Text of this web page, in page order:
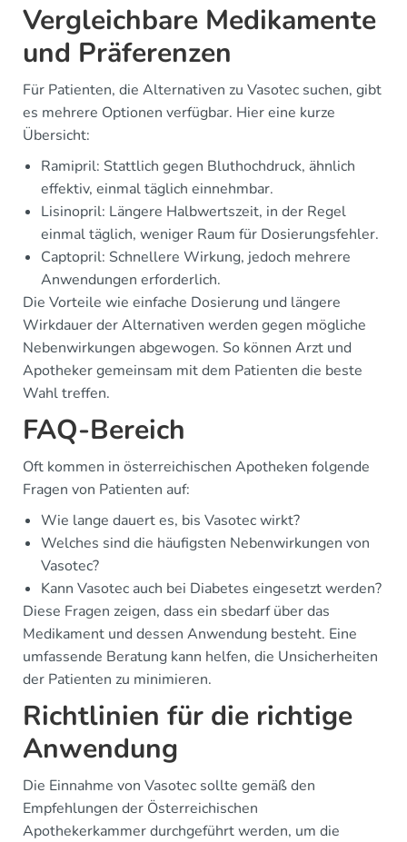
Vergleichbare Medikamente
und Präferenzen
Für Patienten, die Alternativen zu Vasotec suchen, gibt
es mehrere Optionen verfügbar. Hier eine kurze
Übersicht:
Ramipril: Stattlich gegen Bluthochdruck, ähnlich
effektiv, einmal täglich einnehmbar.
Lisinopril: Längere Halbwertszeit, in der Regel
einmal täglich, weniger Raum für Dosierungsfehler.
Captopril: Schnellere Wirkung, jedoch mehrere
Anwendungen erforderlich.
Die Vorteile wie einfache Dosierung und längere
Wirkdauer der Alternativen werden gegen mögliche
Nebenwirkungen abgewogen. So können Arzt und
Apotheker gemeinsam mit dem Patienten die beste
Wahl treffen.
FAQ-Bereich
Oft kommen in österreichischen Apotheken folgende
Fragen von Patienten auf:
Wie lange dauert es, bis Vasotec wirkt?
Welches sind die häufigsten Nebenwirkungen von
Vasotec?
Kann Vasotec auch bei Diabetes eingesetzt werden?
Diese Fragen zeigen, dass ein sbedarf über das
Medikament und dessen Anwendung besteht. Eine
umfassende Beratung kann helfen, die Unsicherheiten
der Patienten zu minimieren.
Richtlinien für die richtige
Anwendung
Die Einnahme von Vasotec sollte gemäß den
Empfehlungen der Österreichischen
Apothekerkammer durchgeführt werden, um die